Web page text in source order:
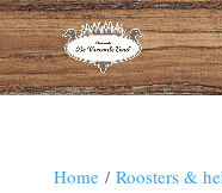
Home/ Roosters &